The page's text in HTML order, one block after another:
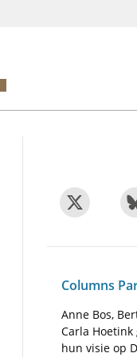
Columns
Anne Bos,
Carla
hun visie op